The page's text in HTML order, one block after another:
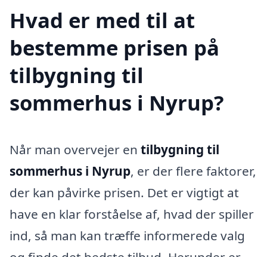
Hvad er med til at
bestemme prisen på
tilbygning til
sommerhus i Nyrup?
Når man overvejer en tilbygning til
sommerhus i Nyrup, er der flere faktorer,
der kan påvirke prisen. Det er vigtigt at
have en klar forståelse af, hvad der spiller
ind, så man kan træffe informerede valg